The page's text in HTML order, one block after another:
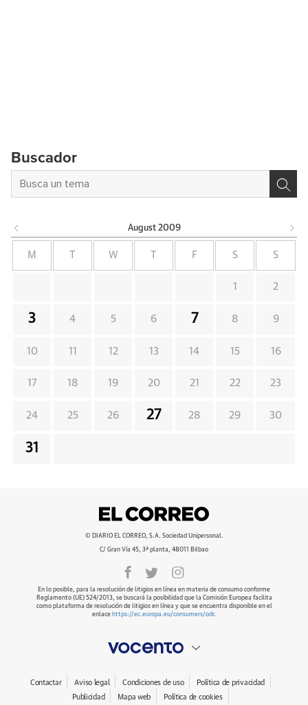
Buscador
August 2009
M W F S S
1 2
3 4 5 6 7 8 9
10 11 12 13 14 15 16
17 18 19 20 21 22 23
24 25 26 27 28 29 30
31
© DIARIO EL CORREO, S.A. Sociedad Unipersonal.
C/ Gran Vía 45, 3ª planta, 48011 Bilbao
En lo posible, para la resolución de litigios en línea en materia de consumo conforme
Reglamento (UE) 524/2013, se buscará la posibilidad que la Comisión Europea facilita
como plataforma de resolución de litigios en línea y que se encuentra disponible en el
enlace https://ec.europa.eu/consumers/odr.
Contactar Aviso legal Condiciones de uso
Política de privacidad
Publicidad
Mapa web Política de cookies